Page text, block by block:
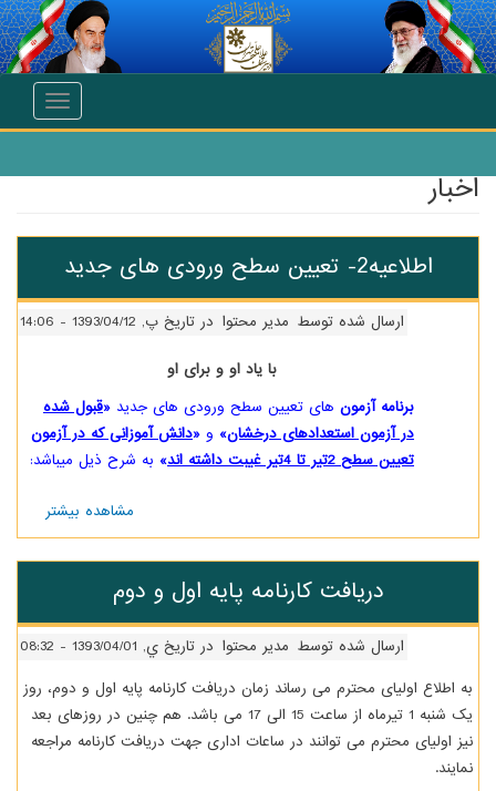
به محتوای اصلی
Toggle
navigation
اخبار
اطلاعیه2- تعیین سطح ورودی های جدید
ارسال شده توسطمدیر محتوادر تاریخ پ, 1393/04/12 - 14:06
با یاد او و برای او
برنامه آزمونهای تعیین سطح ورودی های جدید« قبول شده
در آزمون استعدادهای درخشان»و« دانش آموزانی که در آزمون
تعیین سطح 2تیر تا 4تیر غیبت داشته اند
»به شرح ذیل میباشد:
مشاهده بیشتر
سطح
جدید
دریافت کارنامه پایه اول و دوم
ارسال شده توسطمدیر محتوادر تاریخ ي, 1393/04/01 - 08:32
به اطلاع اولیای محترم می رساند زمان دریافت کارنامه پایه اول و دوم، روز
یک شنبه 1 تیرماه از ساعت 15 الی 17 می باشد. هم چنین در روزهای بعد
نیز اولیای محترم می توانند در ساعات اداری جهت دریافت کارنامه مراجعه
نمایند.